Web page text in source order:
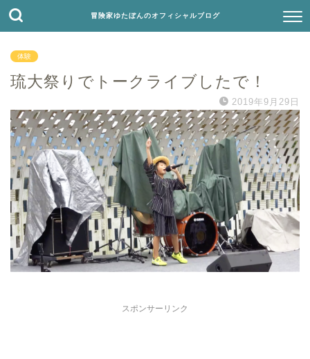
冒険家ゆたぼんのオフィシャルブログ
体験
琉大祭りでトークライブしたで！
2019年9月29日
スポンサーリンク